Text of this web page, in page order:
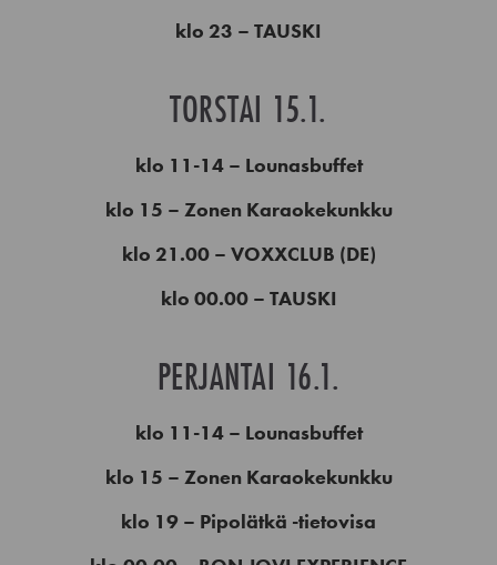
klo 23 – TAUSKI
TORSTAI 15.1.
klo 11-14 – Lounasbuffet
klo 15 – Zonen Karaokekunkku
klo 21.00 – VOXXCLUB (DE)
klo 00.00 – TAUSKI
PERJANTAI 16.1.
klo 11-14 – Lounasbuffet
klo 15 – Zonen Karaokekunkku
klo 19 – Pipolätkä -tietovisa